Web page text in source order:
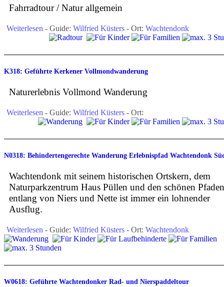
Fahrradtour / Natur allgemein
Weiterlesen - Guide: Wilfried Küsters - Ort: Wachtendonk
K318: Geführte Kerkener Vollmondwanderung
Naturerlebnis Vollmond Wanderung
Weiterlesen - Guide: Wilfried Küsters - Ort:
N0318: Behindertengerechte Wanderung Erlebnispfad Wachtendonk
Wachtendonk mit seinem historischen Ortskern, dem
Naturparkzentrum Haus Püllen und den schönen Pfaden
entlang von Niers und Nette ist immer ein lohnender
Ausflug.
Weiterlesen - Guide: Wilfried Küsters - Ort: Wachtendonk
W0618: Geführte Wachtendonker Rad- und Nierspaddeltour